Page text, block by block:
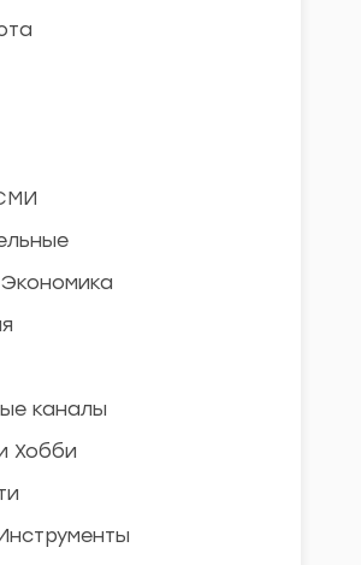
каналы
Хобби